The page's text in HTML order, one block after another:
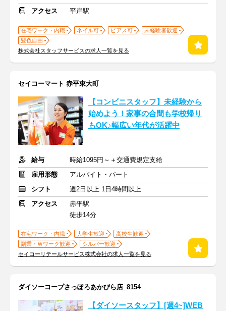
アクセス 平岸駅
在宅ワーク・内職 ネイル可 ピアス可
未経験者歓迎
髪色自由
株式会社スタッフサービスの求人一覧を見る
セイコーマート 赤平東大町
【コンビニスタッフ】未経験から
始めよう！家事の合間も学校帰り
もOK♪幅広い年代が活躍中
給与
時給1095円～＋交通費規定支給
雇用形態
アルバイト・パート
シフト
週2日以上 1日4時間以上
アクセス
赤平駅
徒歩14分
在宅ワーク・内職 大学生歓迎
高校生歓迎
副業・Ｗワーク歓迎
シルバー歓迎
セイコーリテールサービス株式会社の求人一覧を見る
ダイソーコープさっぽろあかびら店_8154
【ダイソースタッフ】[週4~]WEB